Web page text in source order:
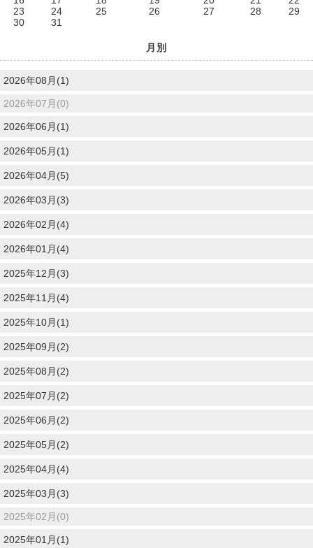
23
24 25 26 27 28
29
30
31
月別
2026年08月(1)
2026年07月(0)
2026年06月(1)
2026年05月(1)
2026年04月(5)
2026年03月(3)
2026年02月(4)
2026年01月(4)
2025年12月(3)
2025年11月(4)
2025年10月(1)
2025年09月(2)
2025年08月(2)
2025年07月(2)
2025年06月(2)
2025年05月(2)
2025年04月(4)
2025年03月(3)
2025年02月(0)
2025年01月(1)